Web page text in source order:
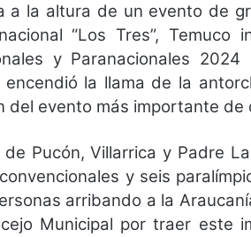
a la altura de un evento de
“Los Tres”,
y Paranacionales
la llama de la
del evento más importante de
Pucón, Villarrica y Padre
y seis
arribando a la
Municipal por traer este